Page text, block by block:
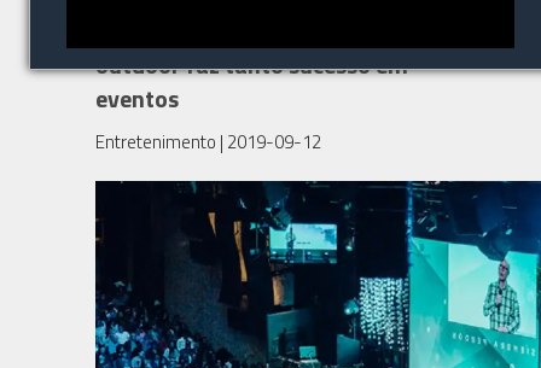
outdoor faz tanto sucesso em
eventos
Entretenimento | 2019-09-12